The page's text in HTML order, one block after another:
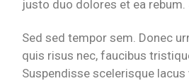
justo duo dolores et ea
Sed sed tempor sem. Donec
quis risus nec, faucibus
Suspendisse scelerisque